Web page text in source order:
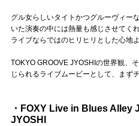
グル女らしいタイトかつグルーヴィー
いた演奏の中には熱量も感じさせてくれ
ライブならではのヒリヒリとした心地
TOKYO GROOVE JYOSHIの世界観、
じられるライブムービーとして、まず
・FOXY Live in Blues Alley
JYOSHI